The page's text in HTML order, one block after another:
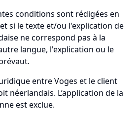
conditions sont rédigées en
si le texte et/ou l'explication de
ne correspond pas à la
langue, l'explication ou le
entre Voges et le client
néerlandais. L’application de la
est exclue.